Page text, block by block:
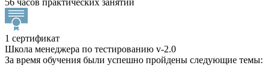
1 сертификат
Школа менеджера по тестированию v-2.0
За время обучения были успешно пройдены следующие темы: